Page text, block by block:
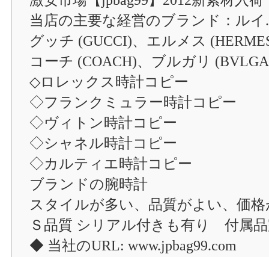
当店の主要な経営のブランド：ル
グッチ (GUCCI)、エルメス
コーチ (COACH)、ブルガリ
◇ロレックス時計コピー
◇フランクミュラー時計コピー
◇ヴィトン時計コピー
◇シャネル時計コピー
◇カルティエ時計コピー
ブランドの腕時計
スタイルが多い、品質がよい、価
Ｓ品質 シリアル付きも有り 付属
◆ 当社のURL: www.jpbag99.com